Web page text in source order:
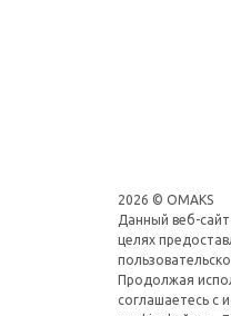
2026 © OMAKS
Данный веб-
целях
Продолжая
соглашаетесь с